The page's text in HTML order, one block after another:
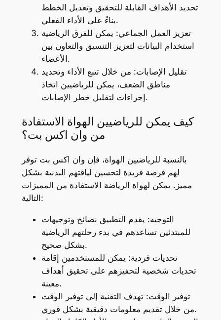
تحديد الأهداف القابلة للتحقيق وتعديل الخطط
بناءً على الأداء الفعلي.
تعزيز العمل الجماعي: يمكن للفرق الرياضية
استخدام البيانات لتعزيز التنسيق والتعاون بين
الأعضاء.
تقليل الإصابات: من خلال تتبع الأداء وتحديد
مناطق الضعف، يمكن للرياضيين اتخاذ
إجراءات لتقليل خطر الإصابات.
كيف يمكن للرياضيين الهواة الاستفادة
من وان اكس بت؟
بالنسبة للرياضيين الهواة، فإن وان اكس بت توفر
لهم فرصة فريدة لتحسين لياقتهم البدنية بشكل
مميز. يمكن لهواة الرياضة الاستفادة من المميزات
التالية:
التوجيه: يقدم التطبيق نصائح وتوجيهات
للمبتدئين تساعدهم في بدء رحلتهم الرياضية
بشكل صحيح.
تحديات فردية: يمكن للمستخدمين إقامة
تحديات شخصية لتحفيزهم على تحقيق أهداف
معينة.
توفير الوقت: تهدف التقنية إلى توفير الوقت
من خلال تقديم معلومات دقيقية بشكل فوري.